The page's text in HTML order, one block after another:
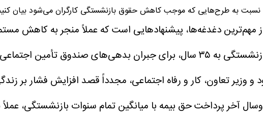
نسبت به طرح‌هایی که موجب کاهش حقوق بازنشستگی کارگران می‌شود بیان
مهم‌ترین دغدغه‌ها، پیشنهادهایی است که عملاً منجر به کاهش
در سال‌های اخیر مجلس با تصویب قانون افزایش سنوات بازنشستگی به ۳۵ سال، برای
وزیر تعاون، کار و رفاه اجتماعی، مجدداً قصد افزایش فشار بر